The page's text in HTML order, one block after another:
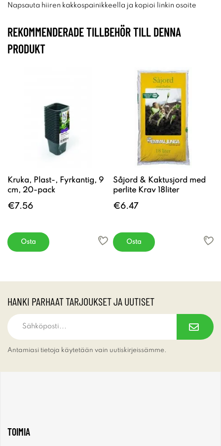
Napsauta hiiren kakkospainikkeella ja kopioi linkin osoite
REKOMMENDERADE TILLBEHÖR TILL DENNA
PRODUKT
Kruka, Plast-, Fyrkantig, 9
cm, 20-pack
€7.56
Osta
Såjord & Kaktusjord med
perlite Krav 18liter
€6.47
Osta
HANKI PARHAAT TARJOUKSET JA UUTISET
Antamiasi tietoja käytetään vain uutiskirjeissämme.
TOIMIA